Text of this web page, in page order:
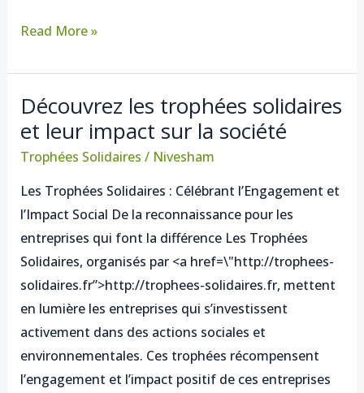
Read More »
Découvrez les trophées solidaires
et leur impact sur la société
Trophées Solidaires / Nivesham
Les Trophées Solidaires : Célébrant l’Engagement et
l’Impact Social De la reconnaissance pour les
entreprises qui font la différence Les Trophées
Solidaires, organisés par <a href=\"http://trophees-
solidaires.fr”>http://trophees-solidaires.fr, mettent
en lumière les entreprises qui s’investissent
activement dans des actions sociales et
environnementales. Ces trophées récompensent
l’engagement et l’impact positif de ces entreprises
Découvrez
les
trophées
et
leur
impact
sur
la
société